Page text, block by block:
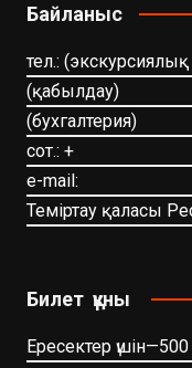
Байланыс
тел.: (экскурсиялық
(қабылдау)
(бухгалтерия)
сот.: +
e-mail:
Теміртау қаласы
Билет құны
Ересектер